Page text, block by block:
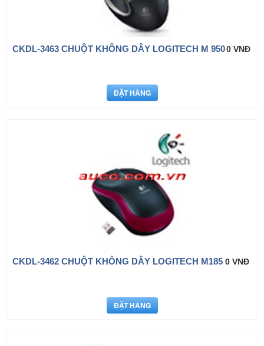
CKDL-3463 CHUỘT KHÔNG DÂY LOGITECH M 9500 VNĐ
CKDL-3462 CHUỘT KHÔNG DÂY LOGITECH M185 0 VNĐ